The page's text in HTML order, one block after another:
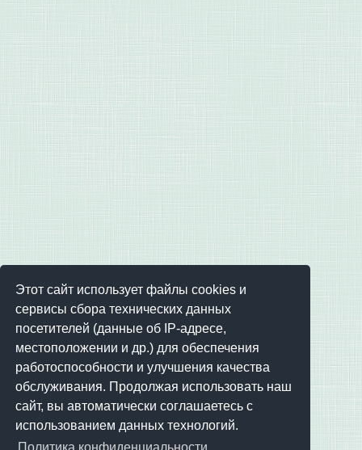
Этот сайт использует файлы cookies и
сервисы сбора технических данных
посетителей (данные об IP-адресе,
местоположении и др.) для обеспечения
работоспособности и улучшения качества
обслуживания. Продолжая использовать наш
сайт, вы автоматически соглашаетесь с
использованием данных технологий.